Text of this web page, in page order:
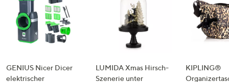
GENIUS Nicer Dicer
elektrischer
LUMIDA Xmas Hirsch-
Szenerie unter
KIPLING®